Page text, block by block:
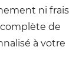
ni frais
de
à votre